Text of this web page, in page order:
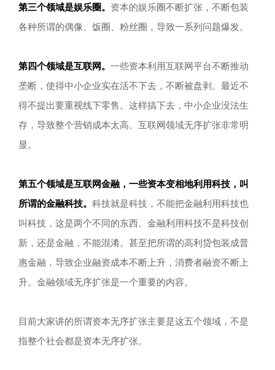
第三个领域是娱乐圈。 资本的娱乐圈不断扩张，不断包装
各种所谓的偶像、饭圈、粉丝圈，导致一系列问题爆发。
第四个领域是互联网。 一些资本利用互联网平台不断推动
垄断，使得中小企业实在活不下去，不断被盘剥。最近不
得不提出要重视线下零售。这样搞下去，中小企业没法生
存，导致整个营销成本太高。互联网领域无序扩张非常明
显。
第五个领域是互联网金融，一些资本变相地利用科技，叫
所谓的金融科技。 科技就是科技，不能把金融利用科技也
叫科技，这是两个不同的东西。金融利用科技不是科技创
新，还是金融，不能混淆。甚至把所谓的高利贷包装成普
惠金融，导致企业融资成本不断上升，消费者融资不断上
升。金融领域无序扩张是一个重要的内容。
目前大家讲的所谓资本无序扩张主要是这五个领域，不是
指整个社会都是资本无序扩张。